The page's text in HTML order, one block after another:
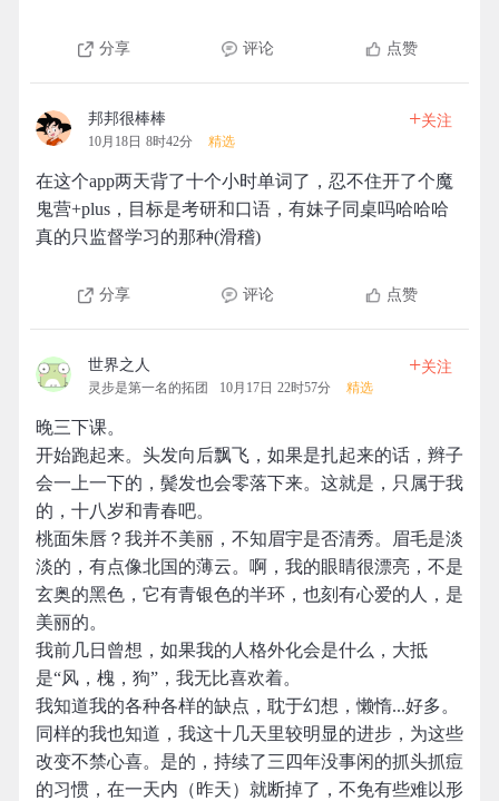
分享 评论 点赞
邦邦很棒棒
10月18日 8时42分 精选
+关注
在这个app两天背了十个小时单词了，忍不住开了个魔
鬼营+plus，目标是考研和口语，有妹子同桌吗哈哈哈
真的只监督学习的那种(滑稽)
分享 评论 点赞
世界之人
灵步是第一名的拓团 10月17日 22时57分 精选
+关注
晚三下课。
开始跑起来。头发向后飘飞，如果是扎起来的话，辫子
会一上一下的，鬓发也会零落下来。这就是，只属于我
的，十八岁和青春吧。
桃面朱唇？我并不美丽，不知眉宇是否清秀。眉毛是淡
淡的，有点像北国的薄云。啊，我的眼睛很漂亮，不是
玄奥的黑色，它有青银色的半环，也刻有心爱的人，是
美丽的。
我前几日曾想，如果我的人格外化会是什么，大抵
是“风，槐，狗”，我无比喜欢着。
我知道我的各种各样的缺点，耽于幻想，懒惰...好多。
同样的我也知道，我这十几天里较明显的进步，为这些
改变不禁心喜。是的，持续了三四年没事闲的抓头抓痘
的习惯，在一天内（昨天）就断掉了，不免有些难以形